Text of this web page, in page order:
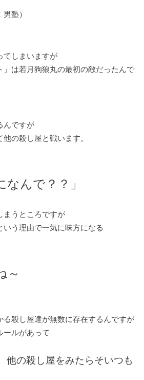
塾）
てしまいますが
」は若月狗狼丸の最初の敵だったんで
んですが
の殺し屋と戦います。
なんで？？」
まうところですが
いう理由で一気に味方になる
～
る殺し屋達が無数に存在するんですが
ールがあって
他の殺し屋をみたらそいつも